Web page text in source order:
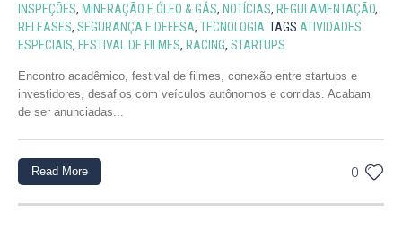
INSPEÇÕES, MINERAÇÃO E ÓLEO & GÁS, NOTÍCIAS, REGULAMENTAÇÃO,
RELEASES, SEGURANÇA E DEFESA, TECNOLOGIA TAGS ATIVIDADES
ESPECIAIS, FESTIVAL DE FILMES, RACING, STARTUPS
Encontro acadêmico, festival de filmes, conexão entre startups e
investidores, desafios com veículos autônomos e corridas. Acabam
de ser anunciadas...
0
Read More